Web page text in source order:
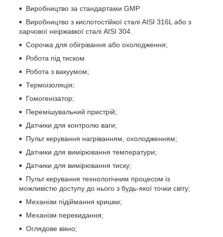
Виробництво за стандартами GMP
Виробництво з кислотостійкої сталі AISI 316L або з
харчової неіржавкої сталі AISI 304.
Сорочка для обігрівання або охолодження;
Робота під тиском
Робота з вакуумом;
Термоізоляція;
Гомогенізатор;
Перемішувальний пристрій;
Датчики для контролю ваги;
Пульт керування нагріванням, охолодженням;
Датчики для вимірювання температури;
Датчики для вимірювання тиску;
Пульт керування технологічним процесом із
можливістю доступу до нього з будь-якої точки світу;
Механізм підіймання кришки;
Механізм перекидання;
Оглядове вікно;